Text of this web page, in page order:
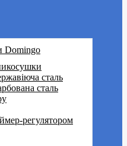
Domingo
сталь
сталь
регулятором